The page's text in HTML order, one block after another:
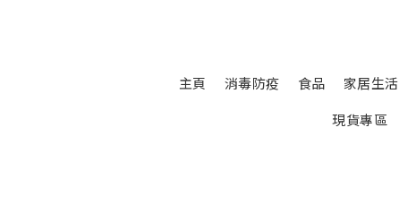
主頁 消毒防疫 食品 家居生活
現貨專區